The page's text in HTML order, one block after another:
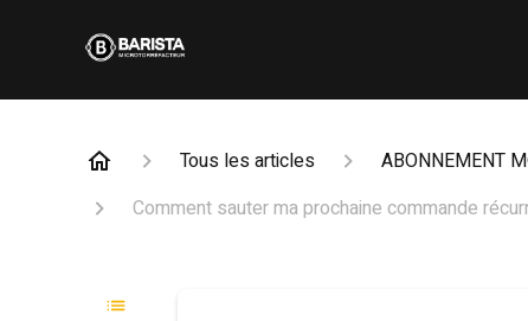
Tous les articles ABONNEMENT
Comment sauter ma prochaine commande